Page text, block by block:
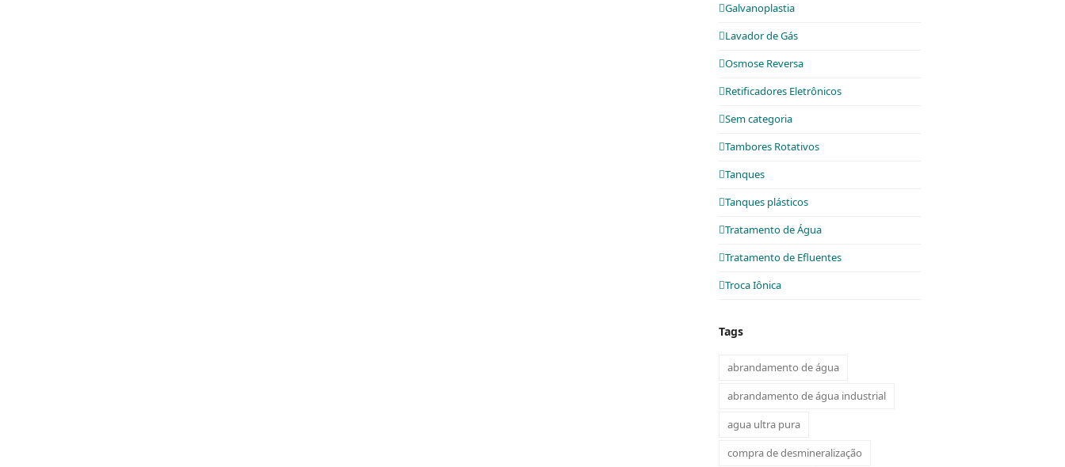
Galvanoplastia
Lavador de Gás
Osmose Reversa
Retificadores Eletrônicos
Sem categoria
Tambores Rotativos
Tanques
Tanques plásticos
Tratamento de Água
Tratamento de Efluentes
Troca Iônica
Tags
abrandamento de água
abrandamento de água industrial
agua ultra pura
compra de desmineralização